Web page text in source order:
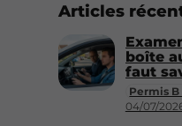
Articles
Permis
04/07/
boîte
faut